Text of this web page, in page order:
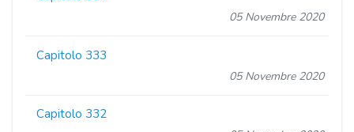
05 Novembre 2020
Capitolo 333
05 Novembre 2020
Capitolo 332